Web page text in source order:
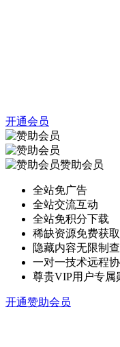
开通会员
赞助会员
全站免广告
全站交流互动
全站免积分下载
稀缺资源免费获取
隐藏内容无限制
一对一技术远程
尊贵VIP用户专属
开通赞助会员